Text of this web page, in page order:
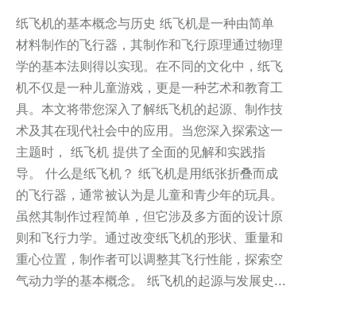
纸飞机的基本概念与历史 纸飞机是一种由简单
材料制作的飞行器，其制作和飞行原理通过物理
学的基本法则得以实现。在不同的文化中，纸飞
机不仅是一种儿童游戏，更是一种艺术和教育工
具。本文将带您深入了解纸飞机的起源、制作技
术及其在现代社会中的应用。当您深入探索这一
主题时， 纸飞机 提供了全面的见解和实践指
导。 什么是纸飞机？ 纸飞机是用纸张折叠而成
的飞行器，通常被认为是儿童和青少年的玩具。
虽然其制作过程简单，但它涉及多方面的设计原
则和飞行力学。通过改变纸飞机的形状、重量和
重心位置，制作者可以调整其飞行性能，探索空
气动力学的基本概念。 纸飞机的起源与发展史...